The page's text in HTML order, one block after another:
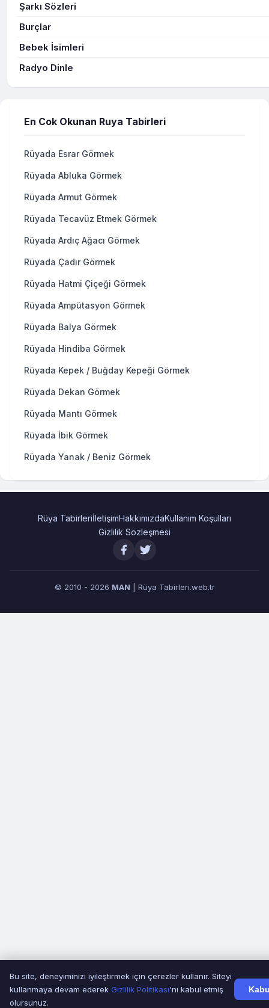
Şarkı Sözleri
Burçlar
Bebek İsimleri
Radyo Dinle
En Cok Okunan Ruya Tabirleri
Rüyada Esrar Görmek
Rüyada Abluka Görmek
Rüyada Armut Görmek
Rüyada Tecavüz Etmek Görmek
Rüyada Ardıç Ağacı Görmek
Rüyada Çadır Görmek
Rüyada Hatmi Çiçeği Görmek
Rüyada Ampütasyon Görmek
Rüyada Balya Görmek
Rüyada Hindiba Görmek
Rüyada Kepek / Buğday Kepeği Görmek
Rüyada Dekan Görmek
Rüyada Mantı Görmek
Rüyada İbik Görmek
Rüyada Yanak / Beniz Görmek
Rüya TabirleriİletişimHakkımızdaKullanım Koşulları
Gizlilik Sözleşmesi
© 2010 - 2026 MAN | Rüya Tabirleri.web.tr
Bu site, deneyiminizi iyileştirmek için çerezler kullanır. Siteyi
kullanmaya devam ederek Gizlilik Politikası'nı kabul etmiş
olursunuz.